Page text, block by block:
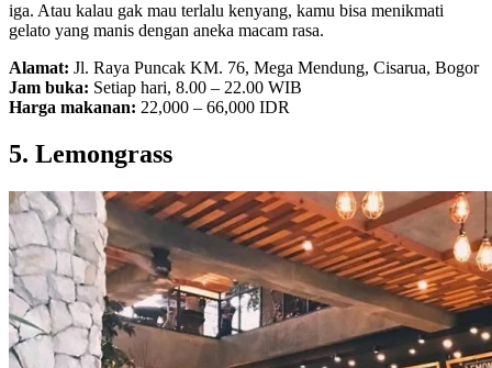
iga. Atau kalau gak mau terlalu kenyang, kamu bisa menikmati
gelato yang manis dengan aneka macam rasa.
Alamat: Jl. Raya Puncak KM. 76, Mega Mendung, Cisarua, Bogor
Jam buka: Setiap hari, 8.00 – 22.00 WIB
Harga makanan: 22,000 – 66,000 IDR
5. Lemongrass